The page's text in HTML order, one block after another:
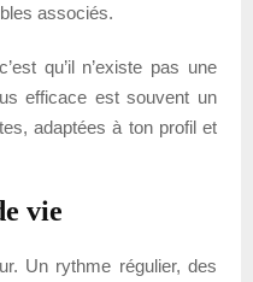
associés.
qu’il n’existe pas une
efficace est souvent un
adaptées à ton profil et
vie
Un rythme régulier, des